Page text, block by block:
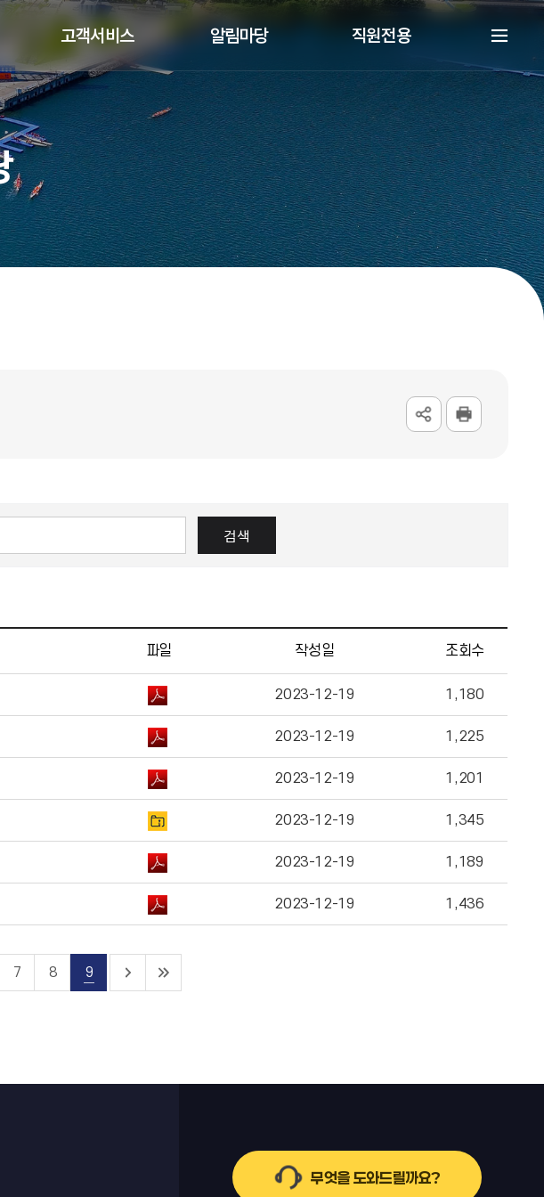
고객서비스 알림마당 직원전용
검색
파일 작성일 조회수
2023-12-19 1,180
2023-12-19 1,225
2023-12-19 1,201
2023-12-19 1,345
2023-12-19 1,189
2023-12-19 1,436
7 8 9
무엇을 도와드릴까요?